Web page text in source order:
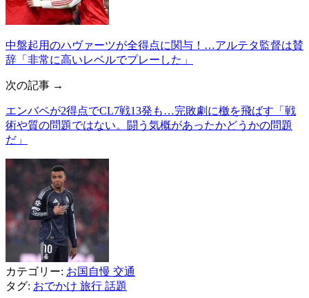
中盤起用のハヴァーツが全得点に関与！…アルテタ監督は賛
辞「非常に高いレベルでプレーした」
次の記事 →
エンバペが2得点でCL7戦13発も…完敗劇に檄を飛ばす「戦
術や質の問題ではない。闘う気概があったかどうかの問題
だ」
カテゴリー: お国自慢 交通
タグ: おでかけ 旅行 話題